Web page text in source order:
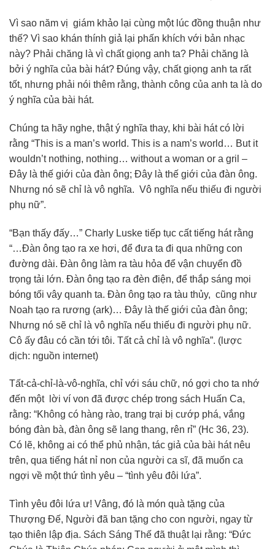
Vì sao năm vị giám khảo lại cùng một lúc đồng thuận như
thế? Vì sao khán thính giả lại phấn khích với bản nhạc
này? Phải chăng là vì chất giọng anh ta? Phải chăng là
bởi ý nghĩa của bài hát? Đúng vậy, chất giọng anh ta rất
tốt, nhưng phải nói thêm rằng, thành công của anh ta là do
ý nghĩa của bài hát.
Chúng ta hãy nghe, thật ý nghĩa thay, khi bài hát có lời
rằng “This is a man’s world. This is a nam’s world… But it
wouldn’t nothing, nothing… without a woman or a gril –
Đây là thế giới của đàn ông; Đây là thế giới của đàn ông.
Nhưng nó sẽ chỉ là vô nghĩa. Vô nghĩa nếu thiếu đi người
phụ nữ”.
“Bạn thấy đấy…” Charly Luske tiếp tục cất tiếng hát rằng
“…Đàn ông tạo ra xe hơi, để đưa ta đi qua những con
đường dài. Đàn ông làm ra tàu hỏa để vận chuyển đồ
trọng tải lớn. Đàn ông tạo ra đèn điện, để thắp sáng mọi
bóng tối vây quanh ta. Đàn ông tạo ra tàu thủy, cũng như
Noah tạo ra rương (ark)… Đây là thế giới của đàn ông;
Nhưng nó sẽ chỉ là vô nghĩa nếu thiếu đi người phụ nữ.
Cô ấy đâu có cần tới tôi. Tất cả chỉ là vô nghĩa”. (lược
dịch: nguồn internet)
Tất-cả-chỉ-là-vô-nghĩa, chỉ với sáu chữ, nó gợi cho ta nhớ
đến một lời ví von đã được chép trong sách Huấn Ca,
rằng: “Không có hàng rào, trang trại bị cướp phá, vắng
bóng đàn bà, đàn ông sẽ lang thang, rên rỉ” (Hc 36, 23).
Có lẽ, không ai có thể phủ nhận, tác giả của bài hát nêu
trên, qua tiếng hát nỉ non của người ca sĩ, đã muốn ca
ngợi về một thứ tình yêu – “tình yêu đôi lứa”.
Tình yêu đôi lứa ư! Vâng, đó là món quà tặng của
Thượng Đế, Người đã ban tặng cho con người, ngay từ
tạo thiên lập địa. Sách Sáng Thế đã thuật lại rằng: “Đức